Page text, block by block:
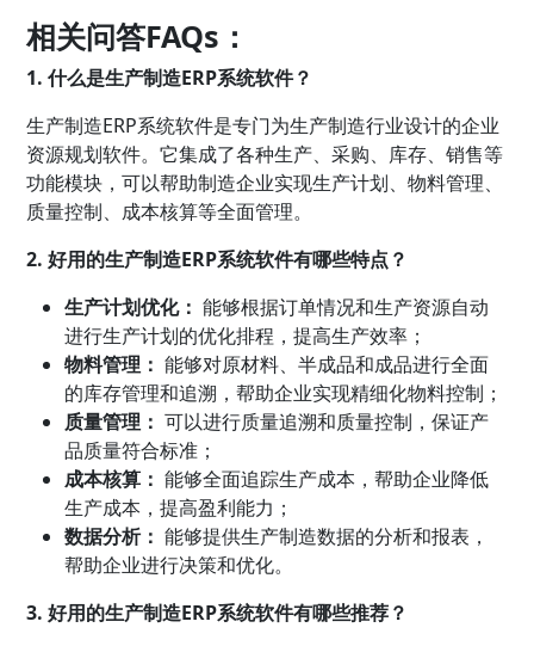
相关问答FAQs：
1. 什么是生产制造ERP系统软件？
生产制造ERP系统软件是专门为生产制造行业设计的企业
资源规划软件。它集成了各种生产、采购、库存、销售等
功能模块，可以帮助制造企业实现生产计划、物料管理、
质量控制、成本核算等全面管理。
2. 好用的生产制造ERP系统软件有哪些特点？
生产计划优化： 能够根据订单情况和生产资源自动
进行生产计划的优化排程，提高生产效率；
物料管理： 能够对原材料、半成品和成品进行全面
的库存管理和追溯，帮助企业实现精细化物料控制；
质量管理： 可以进行质量追溯和质量控制，保证产
品质量符合标准；
成本核算： 能够全面追踪生产成本，帮助企业降低
生产成本，提高盈利能力；
数据分析： 能够提供生产制造数据的分析和报表，
帮助企业进行决策和优化。
3. 好用的生产制造ERP系统软件有哪些推荐？